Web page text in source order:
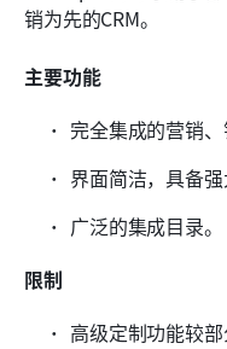
销为先的CRM。
主要功能
完全集成的营销、
界面简洁，具备
广泛的集成目录。
限制
高级定制功能较部